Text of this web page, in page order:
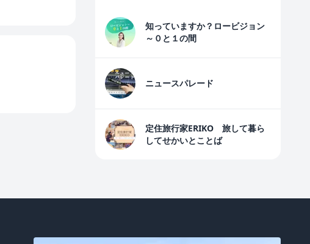
知っていますか？ロービジョン
～０と１の間
ニュースパレード
定住旅行家ERIKO 旅して暮ら
してせかいとことば